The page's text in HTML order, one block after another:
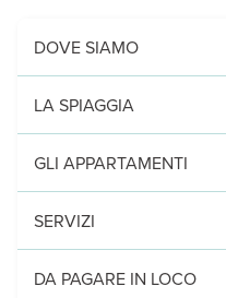
DOVE SIAMO
Località Marana, 1 km
LA SPIAGGIA
350 m da calette di sabbia
GLI APPARTAMENTI
9, tutti dotati di tv, wi-fi (ad
SERVIZI
Ufficio ricevimento 9:00-
DA PAGARE IN LOCO